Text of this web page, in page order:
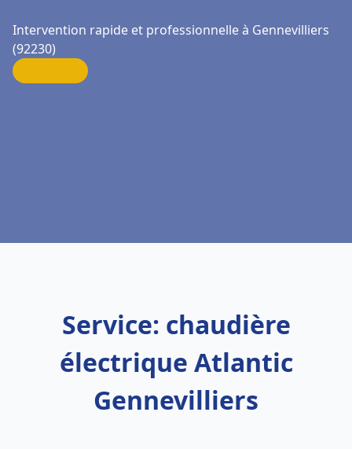
Intervention rapide et professionnelle à Gennevilliers
(92230)
Service: chaudière
électrique Atlantic
Gennevilliers